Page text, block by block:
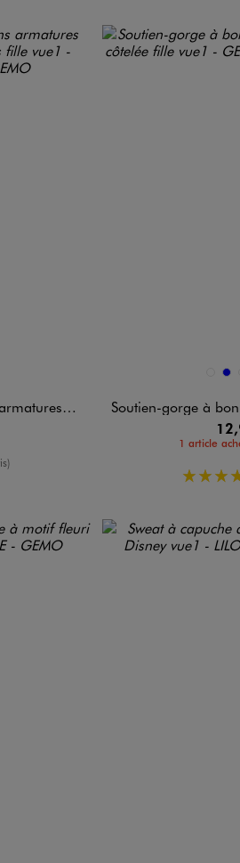
fille
Disponible en 5 BLANC
BLEU
Soutien-gorge à bonnets
1 article
5/